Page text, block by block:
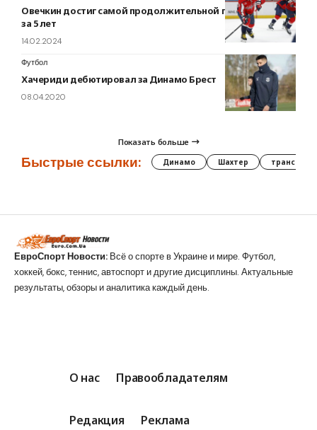
Овечкин достиг самой продолжительной голевой серии
за 5 лет
14.02.2024
Футбол
Хачериди дебютировал за Динамо Брест
08.04.2020
Показать больше
Быстрые ссылки: Динамо Шахтер трансферы
ЕвроСпорт Новости: Всё о спорте в Украине и мире. Футбол,
хоккей, бокс, теннис, автоспорт и другие дисциплины. Актуальные
результаты, обзоры и аналитика каждый день.
О нас Правообладателям
Редакция Реклама